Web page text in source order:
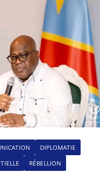
DIPLOMATIE
RÉBELLION